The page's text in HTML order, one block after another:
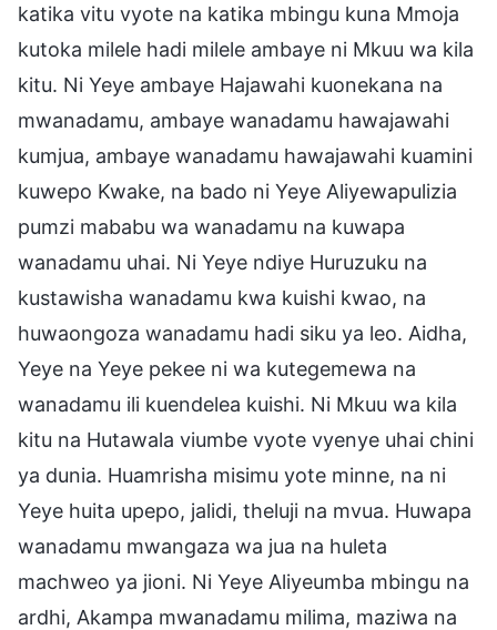
katika vitu vyote na katika mbingu kuna Mmoja
kutoka milele hadi milele ambaye ni Mkuu wa kila
kitu. Ni Yeye ambaye Hajawahi kuonekana na
mwanadamu, ambaye wanadamu hawajawahi
kumjua, ambaye wanadamu hawajawahi kuamini
kuwepo Kwake, na bado ni Yeye Aliyewapulizia
pumzi mababu wa wanadamu na kuwapa
wanadamu uhai. Ni Yeye ndiye Huruzuku na
kustawisha wanadamu kwa kuishi kwao, na
huwaongoza wanadamu hadi siku ya leo. Aidha,
Yeye na Yeye pekee ni wa kutegemewa na
wanadamu ili kuendelea kuishi. Ni Mkuu wa kila
kitu na Hutawala viumbe vyote vyenye uhai chini
ya dunia. Huamrisha misimu yote minne, na ni
Yeye huita upepo, jalidi, theluji na mvua. Huwapa
wanadamu mwangaza wa jua na huleta
machweo ya jioni. Ni Yeye Aliyeumba mbingu na
ardhi, Akampa mwanadamu milima, maziwa na